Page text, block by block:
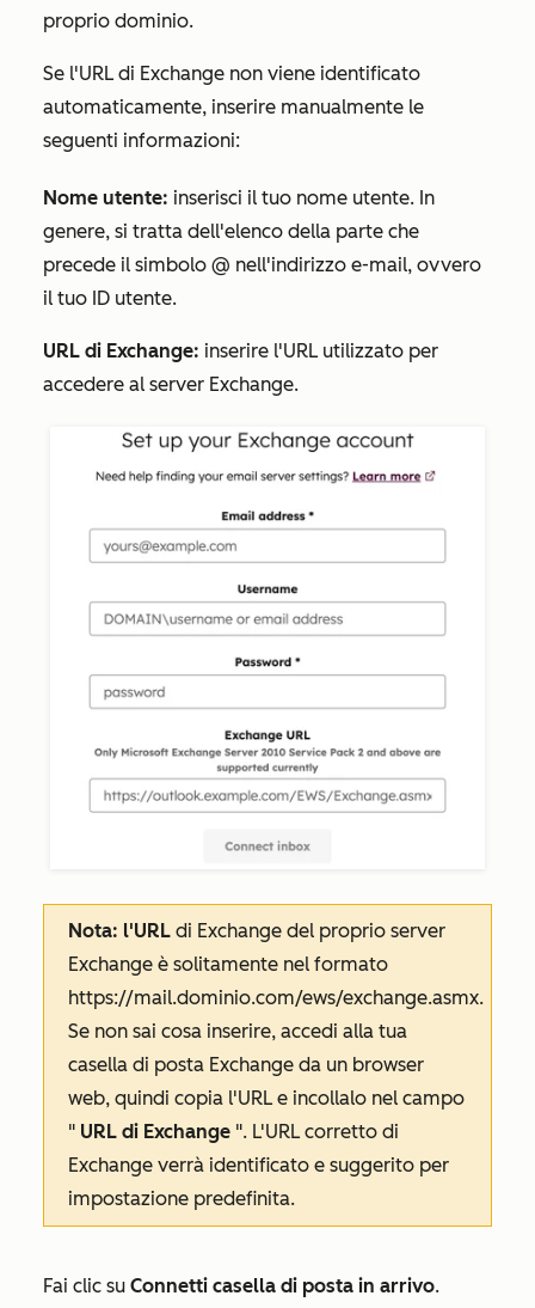
proprio dominio.
Se l'URL di Exchange non viene identificato
automaticamente, inserire manualmente le
seguenti informazioni:
Nome utente: inserisci il tuo nome utente. In
genere, si tratta dell'elenco della parte che
precede il simbolo @ nell'indirizzo e-mail, ovvero
il tuo ID utente.
URL di Exchange: inserire l'URL utilizzato per
accedere al server Exchange.
Nota: l'URL di Exchange del proprio server
Exchange è solitamente nel formato
https://mail.dominio.com/ews/exchange.asmx.
Se non sai cosa inserire, accedi alla tua
casella di posta Exchange da un browser
web, quindi copia l'URL e incollalo nel campo
" URL di Exchange ". L'URL corretto di
Exchange verrà identificato e suggerito per
impostazione predefinita.
Fai clic su Connetti casella di posta in arrivo.